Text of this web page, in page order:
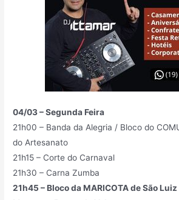
04/03 – Segunda Feira
21h00 – Banda da Alegria / Bloco do
do Artesanato
21h15 – Corte do Carnaval
21h30 – Carna Zumba
21h45 – Bloco da MARICOTA de São